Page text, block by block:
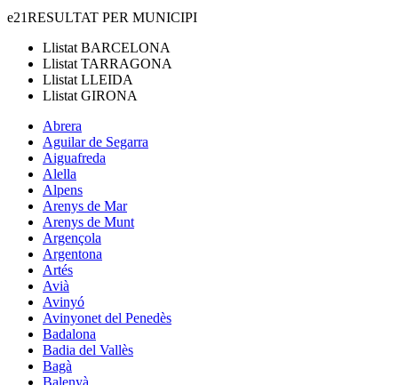
e21RESULTAT PER MUNICIPI
Llistat BARCELONA
Llistat TARRAGONA
Llistat LLEIDA
Llistat GIRONA
Abrera
Aguilar de Segarra
Aiguafreda
Alella
Alpens
Arenys de Mar
Arenys de Munt
Argençola
Argentona
Artés
Avià
Avinyó
Avinyonet del Penedès
Badalona
Badia del Vallès
Bagà
Balenyà